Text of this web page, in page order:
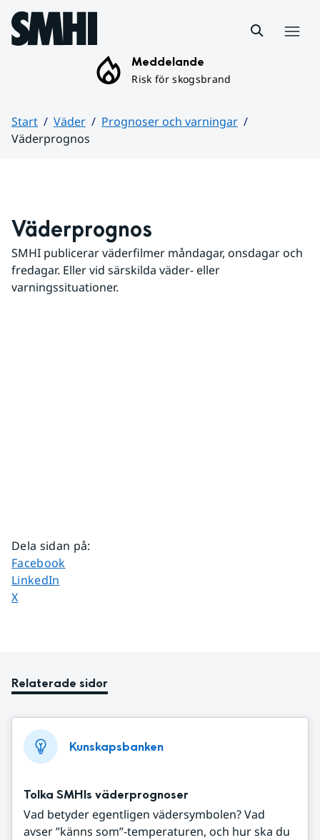
Hoppa till sidans innehåll
Meddelande
Risk för skogsbrand
Start Väder
Prognoser och varningar
Väderprognos
Väderprognos
SMHI publicerar väderfilmer måndagar, onsdagar och
fredagar. Eller vid särskilda väder- eller
varningssituationer.
Dela sidan på:
Dela sidan på
Facebook
Dela sidan på
LinkedIn
Dela sidan på
X
Relaterade sidor
Kunskapsbanken
Tolka SMHIs väderprognoser
Vad betyder egentligen vädersymbolen? Vad
avser ”känns som”-temperaturen, och hur ska du